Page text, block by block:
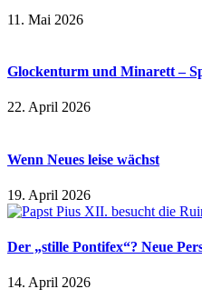
11. Mai 2026
Glockenturm und Minarett –
22. April 2026
Wenn Neues leise wächst
19. April 2026
Der „stille Pontifex“? Neue
14. April 2026